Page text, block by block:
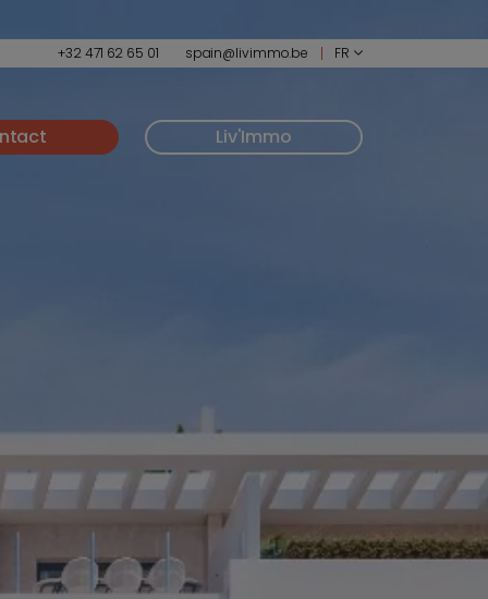
+32 471 62 65 01 spain@livimmo.be FR
Liv'Immo